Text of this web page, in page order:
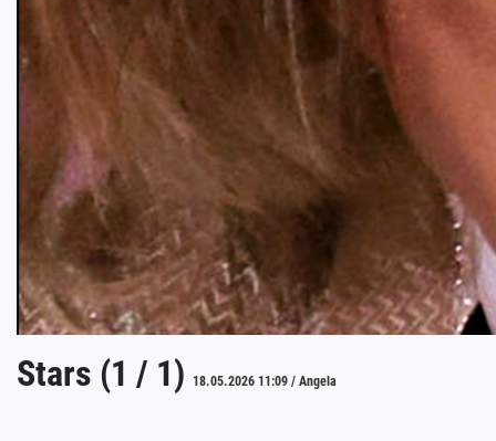
Stars (1 / 1) 18.05.2026 11:09 / Angela